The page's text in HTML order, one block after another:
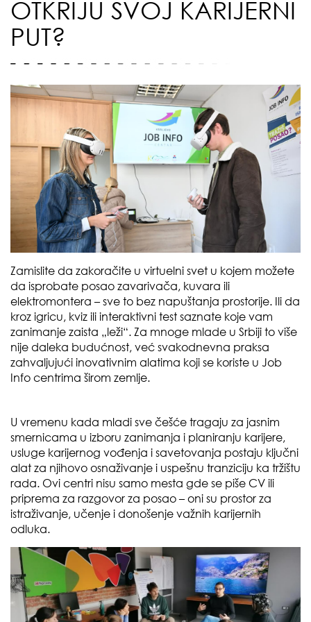
OTKRIJU SVOJ KARIJERNI
PUT?
Zamislite da zakoračite u virtuelni svet u kojem možete
da isprobate posao zavarivača, kuvara ili
elektromontera – sve to bez napuštanja prostorije. Ili da
kroz igricu, kviz ili interaktivni test saznate koje vam
zanimanje zaista „leži“. Za mnoge mlade u Srbiji to više
nije daleka budućnost, već svakodnevna praksa
zahvaljujući inovativnim alatima koji se koriste u Job
Info centrima širom zemlje.
U vremenu kada mladi sve češće tragaju za jasnim
smernicama u izboru zanimanja i planiranju karijere,
usluge karijernog vođenja i savetovanja postaju ključni
alat za njihovo osnaživanje i uspešnu tranziciju ka tržištu
rada. Ovi centri nisu samo mesta gde se piše CV ili
priprema za razgovor za posao – oni su prostor za
istraživanje, učenje i donošenje važnih karijernih
odluka.